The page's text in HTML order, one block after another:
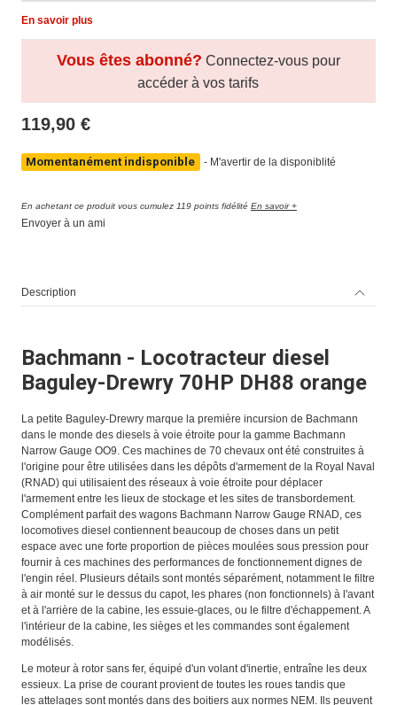
En savoir plus
119,90 €
Momentanément indisponible - M'avertir de la disponiblité
Vous êtes abonné? Connectez-vous pour
accéder à vos tarifs
En achetant ce produit vous cumulez 119 points fidélité En savoir +
Envoyer à un ami
Description
Bachmann - Locotracteur diesel
Baguley-Drewry 70HP DH88 orange
La petite Baguley-Drewry marque la première incursion de Bachmann
dans le monde des diesels à voie étroite pour la gamme Bachmann
Narrow Gauge OO9. Ces machines de 70 chevaux ont été construites à
l'origine pour être utilisées dans les dépôts d'armement de la Royal Naval
(RNAD) qui utilisaient des réseaux à voie étroite pour déplacer
l'armement entre les lieux de stockage et les sites de transbordement.
Complément parfait des wagons Bachmann Narrow Gauge RNAD, ces
locomotives diesel contiennent beaucoup de choses dans un petit
espace avec une forte proportion de pièces moulées sous pression pour
fournir à ces machines des performances de fonctionnement dignes de
l'engin réel. Plusieurs détails sont montés séparément, notamment le filtre
à air monté sur le dessus du capot, les phares (non fonctionnels) à l'avant
et à l'arrière de la cabine, les essuie-glaces, ou le filtre d'échappement. A
l'intérieur de la cabine, les sièges et les commandes sont également
modélisés.
Le moteur à rotor sans fer, équipé d'un volant d'inertie, entraîne les deux
essieux. La prise de courant provient de toutes les roues tandis que
les attelages sont montés dans des boitiers aux normes NEM. Ils peuvent